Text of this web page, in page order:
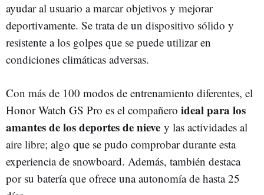
ayudar al usuario a marcar objetivos y mejorar
deportivamente. Se trata de un dispositivo sólido y
resistente a los golpes que se puede utilizar en
condiciones climáticas adversas.
Con más de 100 modos de entrenamiento diferentes, el
Honor Watch GS Pro es el compañero ideal para los
amantes de los deportes de nieve y las actividades al
aire libre; algo que se pudo comprobar durante esta
experiencia de snowboard. Además, también destaca
por su batería que ofrece una autonomía de hasta 25